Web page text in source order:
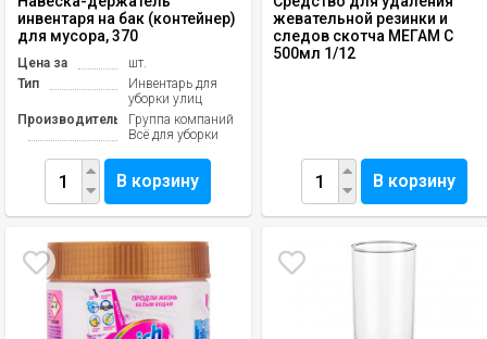
инвентаря на бак (контейнер)
для мусора, 370
Цена за
шт.
Тип
Инвентарь для
уборки улиц
Производитель
Группа компаний
Всё для уборки
В корзину
жевательной резинки и
следов скотча МЕГАМ С
500мл 1/12
В корзину